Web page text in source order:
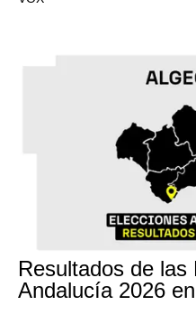
Resultados de las
Andalucía 2026